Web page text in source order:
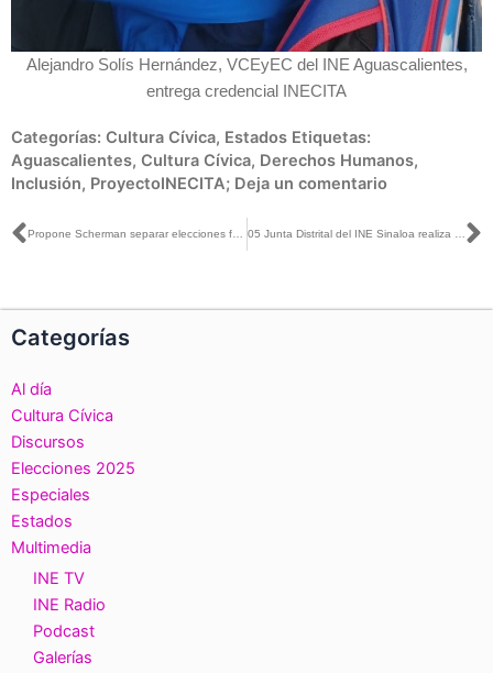
Alejandro Solís Hernández, VCEyEC del INE Aguascalientes,
entrega credencial INECITA
Categorías: Cultura Cívica, Estados Etiquetas:
Aguascalientes, Cultura Cívica, Derechos Humanos,
Inclusión, ProyectoINECITA; Deja un comentario
Ant Propone Scherman separar elecciones federales y judiciales 05 Junta Distrital del INE Sinaloa realiza devolución de resultados con actividades lúdicas en Jardín de Niños
Categorías
Al día
Cultura Cívica
Discursos
Elecciones 2025
Especiales
Estados
Multimedia
INE TV
INE Radio
Podcast
Galerías